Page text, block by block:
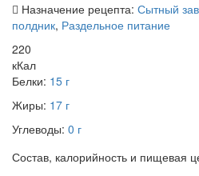
Назначение рецепта: Сытный
полдник, Раздельное питание
220
кКал
Белки: 15 г
Жиры: 17 г
Углеводы: 0 г
Состав, калорийность и пищевая